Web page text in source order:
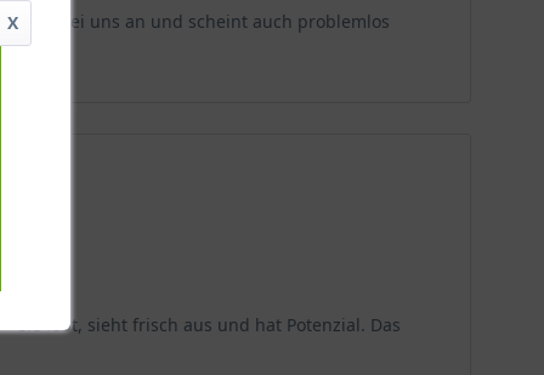
bei uns an und scheint auch problemlos
sie lebt, sieht frisch aus und hat Potenzial. Das
X